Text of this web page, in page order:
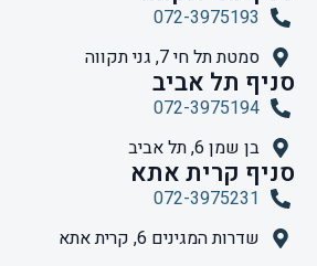
072-3975193
סמטת תל חי 7, גני תקווה
סניף תל אביב
072-3975194
בן שמן 6, תל אביב
סניף קרית אתא
072-3975231
שדרות המגינים 6, קרית אתא